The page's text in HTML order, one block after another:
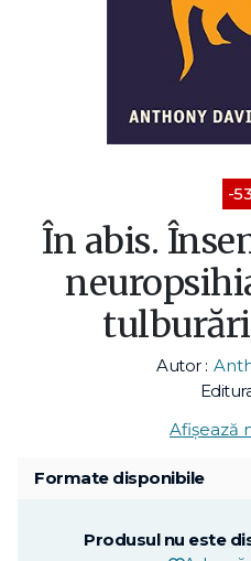
-
În abis.
Autor :
Afișează
Formate disponibile
Produsul nu este